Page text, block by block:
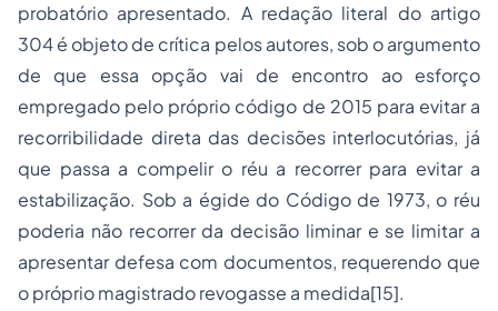
probatório apresentado. A redação literal do artigo
304 é objeto de crítica pelos autores, sob o argumento
de que essa opção vai de encontro ao esforço
empregado pelo próprio código de 2015 para evitar a
recorribilidade direta das decisões interlocutórias, já
que passa a compelir o réu a recorrer para evitar a
estabilização. Sob a égide do Código de 1973, o réu
poderia não recorrer da decisão liminar e se limitar a
apresentar defesa com documentos, requerendo que
o próprio magistrado revogasse a medida[15].